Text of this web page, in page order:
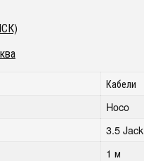
Кабели
Hoco
3.5 Jack
1 м